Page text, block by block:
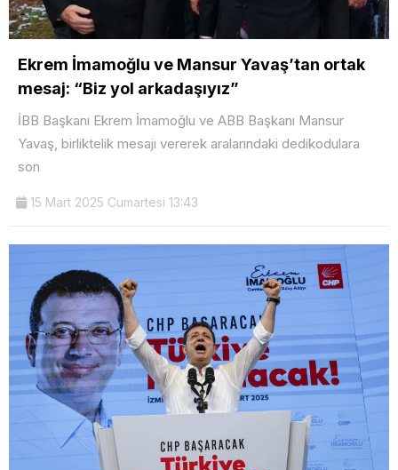
Ekrem İmamoğlu ve Mansur Yavaş’tan ortak
mesaj: “Biz yol arkadaşıyız”
İBB Başkanı Ekrem İmamoğlu ve ABB Başkanı Mansur
Yavaş, birliktelik mesajı vererek aralarındaki dedikodulara
son
15 Mart 2025 Cumartesi 13:43